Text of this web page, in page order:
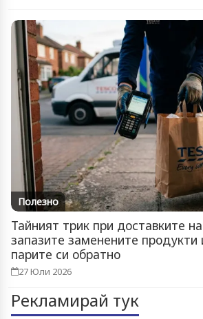
Полезно
Тайният трик при доставките
запазите заменените продукти
парите си обратно
27 Юли 2026
Рекламирай тук